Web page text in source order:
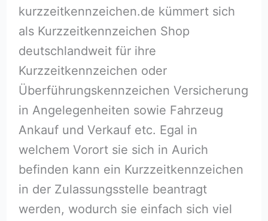
kurzzeitkennzeichen.de kümmert sich
als Kurzzeitkennzeichen Shop
deutschlandweit für ihre
Kurzzeitkennzeichen oder
Überführungskennzeichen Versicherung
in Angelegenheiten sowie Fahrzeug
Ankauf und Verkauf etc. Egal in
welchem Vorort sie sich in Aurich
befinden kann ein Kurzzeitkennzeichen
in der Zulassungsstelle beantragt
werden, wodurch sie einfach sich viel